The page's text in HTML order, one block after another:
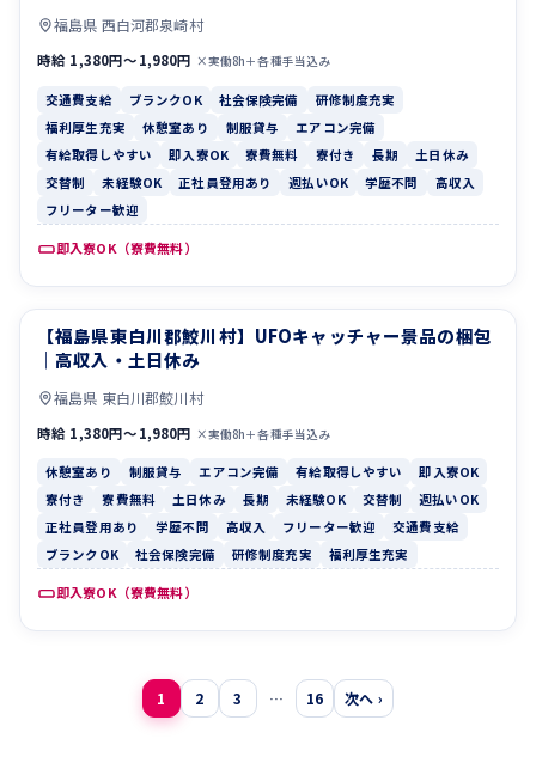
福島県 西白河郡泉崎村
時給 1,380円〜1,980円 ×実働8h＋各種手当込み
交通費支給 ブランクOK 社会保険完備
研修制度充実
福利厚生充実
休憩室あり 制服貸与
エアコン完備
有給取得しやすい
即入寮OK 寮費無料 寮付き 長期
土日休み
交替制
未経験OK 正社員登用あり 週払いOK 学歴不問
高収入
フリーター歓迎
即入寮OK（寮費無料）
休憩室あり 制服貸与
【福島県東白川郡鮫川村】UFOキャッチャー景品の梱包
｜高収入・土日休み
福島県 東白川郡鮫川村
時給 1,380円〜1,980円 ×実働8h＋各種手当込み
休憩室あり 制服貸与 エアコン完備 有給取得しやすい
即入寮OK
寮付き
寮費無料 土日休み 長期 未経験OK 交替制
週払いOK
正社員登用あり
学歴不問 高収入 フリーター歓迎
交通費支給
ブランクOK
社会保険完備 研修制度充実 福利厚生充実
即入寮OK（寮費無料）
1 2 3 … 16 次へ ›